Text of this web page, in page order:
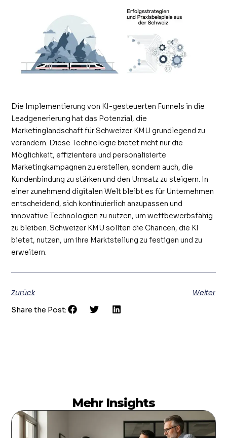
Die Implementierung von KI-gesteuerten Funnels in die
Leadgenerierung hat das Potenzial, die
Marketinglandschaft für Schweizer KMU grundlegend zu
verändern. Diese Technologie bietet nicht nur die
Möglichkeit, effizientere und personalisierte
Marketingkampagnen zu erstellen, sondern auch, die
Kundenbindung zu stärken und den Umsatz zu steigern. In
einer zunehmend digitalen Welt bleibt es für Unternehmen
entscheidend, sich kontinuierlich anzupassen und
innovative Technologien zu nutzen, um wettbewerbsfähig
zu bleiben. Schweizer KMU sollten die Chancen, die KI
bietet, nutzen, um ihre Marktstellung zu festigen und zu
erweitern.
Zurück Weiter
Share the Post:
Mehr Insights